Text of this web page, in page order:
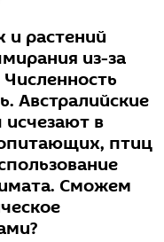
растений
из-за
Австралийские
в
птиц
Сможем